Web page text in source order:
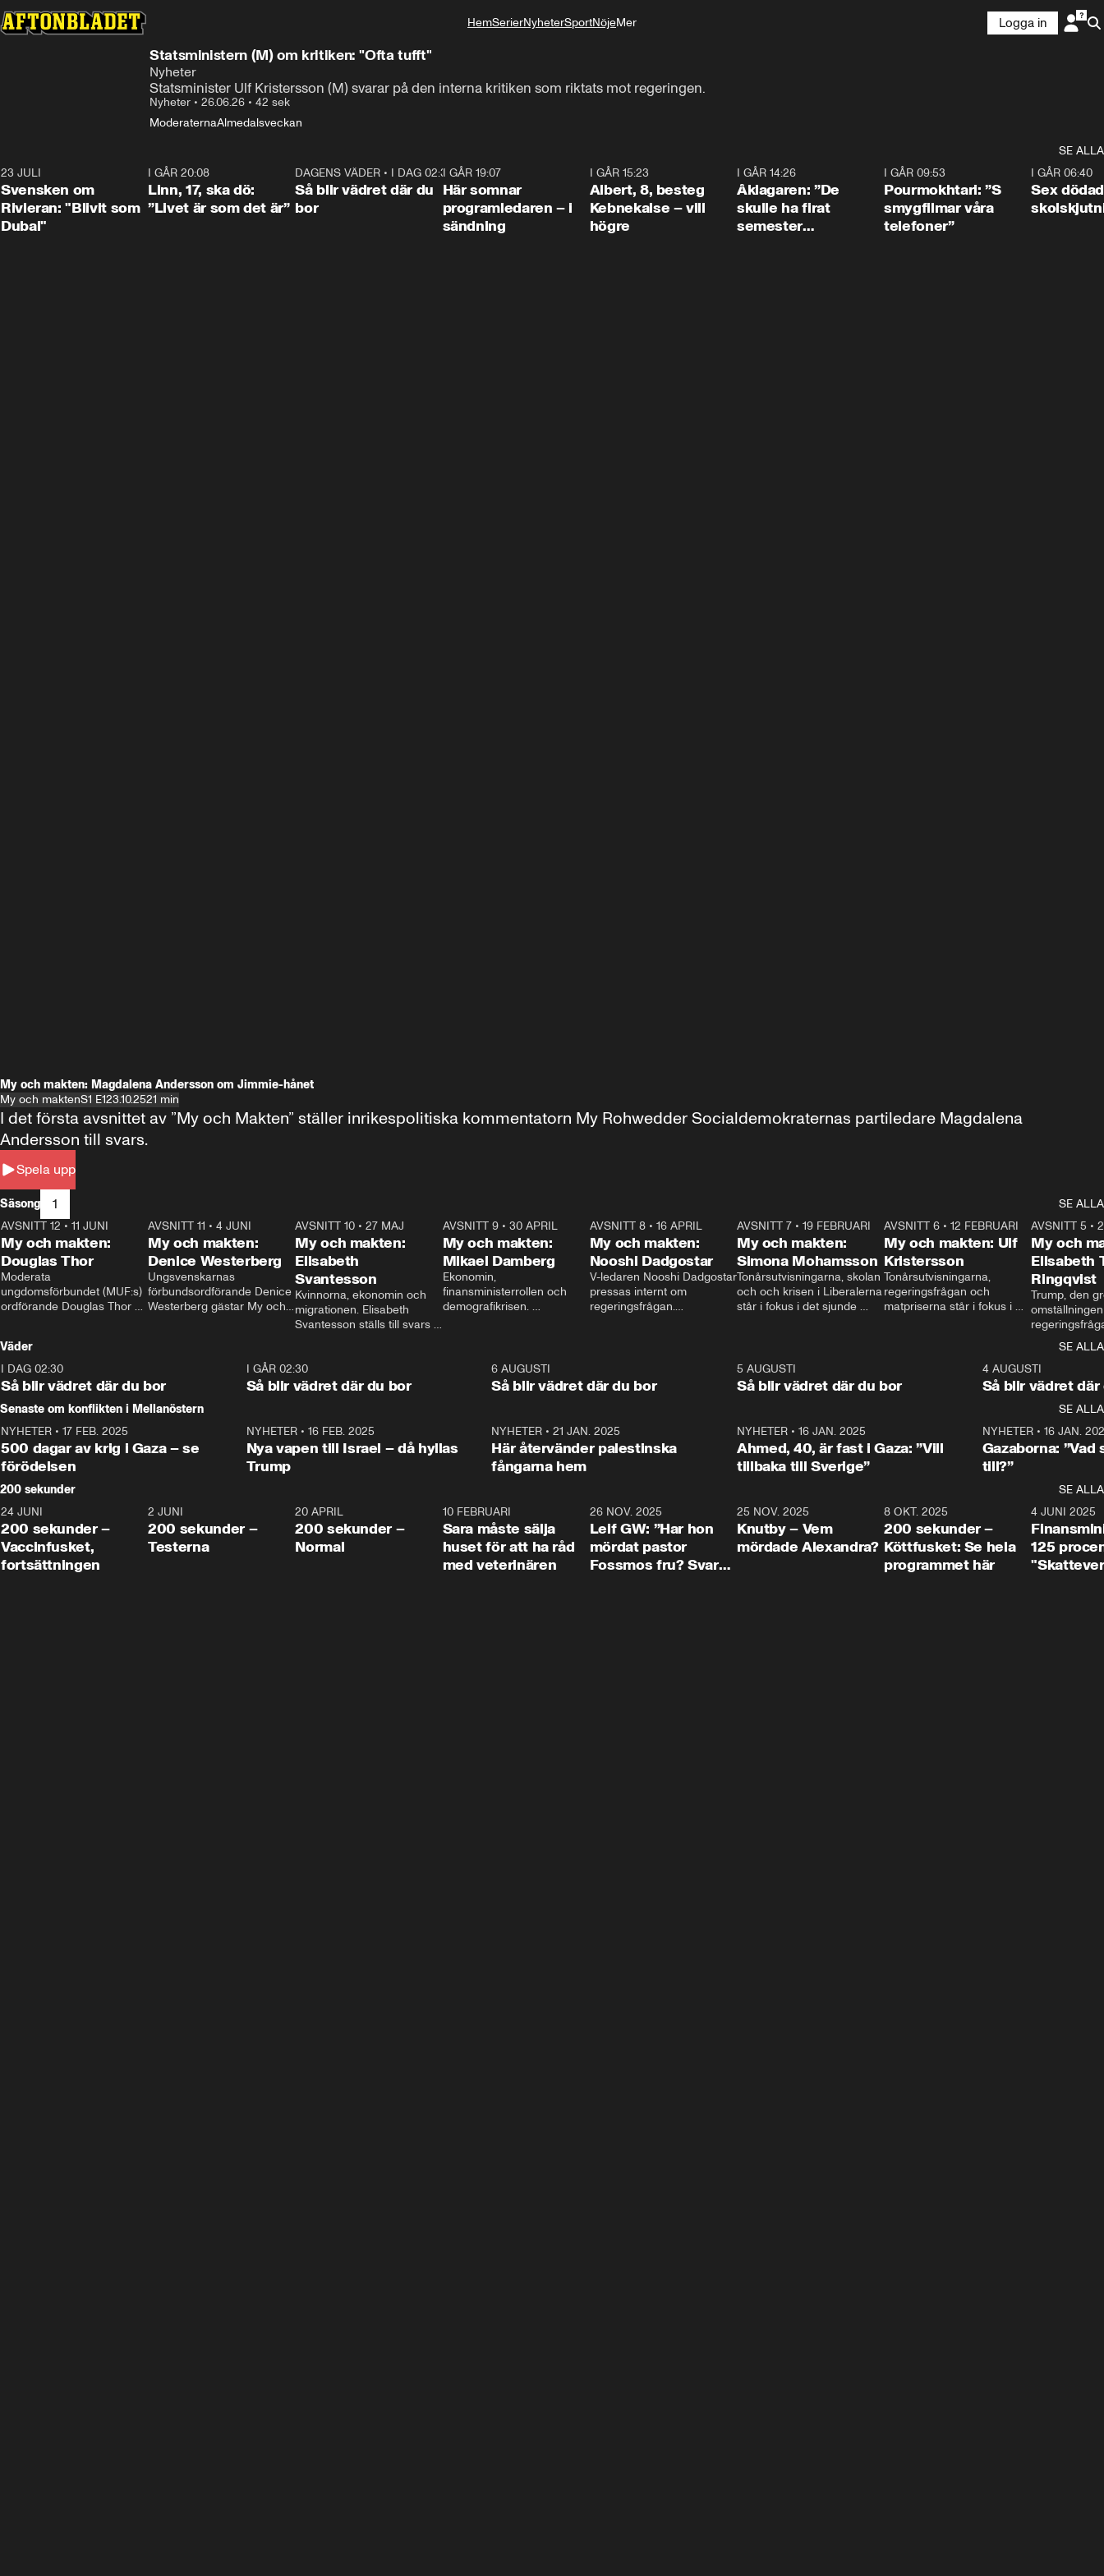
HemSerierNyheterSportNöjeMer
Logga in
Statsministern (M) om kritiken: "Ofta tufft"
Nyheter
Statsminister Ulf Kristersson (M) svarar på den interna kritiken som riktats mot regeringen.
Nyheter • 26.06.26 • 42 sek
ModeraternaAlmedalsveckan
SE ALLA
23 JULI
Svensken om
Rivieran: "Blivit som
Dubai"
I GÅR 20:08
Linn, 17, ska dö:
”Livet är som det är”
1:06
DAGENS VÄDER • I DAG 02:30
Så blir vädret där du
bor
I GÅR 19:07
Här somnar
programledaren – i
sändning
I GÅR 15:23
Albert, 8, besteg
Kebnekaise – vill
högre
I GÅR 14:26
Åklagaren: ”De
skulle ha firat
semester
I GÅR 09:53
Pourmokhtari: ”S
smygfilmar våra
telefoner”
I GÅR 06:40
Sex
My och makten: Magdalena Andersson om Jimmie-hånet
My och maktenS1 E123.10.2521 min
Spela upp
I det första avsnittet av ”My och Makten” ställer inrikespolitiska kommentatorn My Rohwedder Socialdemokraternas partiledare Magdalena
Andersson till svars.
Säsong 1
SE ALLA
26:27
AVSNITT 12 • 11 JUNI
My och makten:
Douglas Thor
Moderata
ungdomsförbundet (MUF:s)
ordförande Douglas Thor
tonårsutvisningarna och hur
Moderaterna ska locka
väljare till valet i höst.
23:40
AVSNITT 11 •4 JUNI
My och makten:
Denice Westerberg
Ungsvenskarnas
förbundsordförande Denice
Westerberg gästar My och
AVSNITT 10 •27 MAJ
My och makten:
Elisabeth
Svantesson
Kvinnorna, ekonomin och
migrationen. Elisabeth
Svantesson ställs till svars
AVSNITT 9• 30 APRIL
My och makten:
Mikael Damberg
Ekonomin,
finansministerrollen och
demografikrisen.
och Makten.
AVSNITT 8• 16 APRIL
My och makten:
Nooshi Dadgostar
V-ledaren Nooshi Dadgostar
pressas internt om
regeringsfrågan.
– Vi ställer upp i val. Ska vi
vara med så sitter vi förstås
24:30
AVSNITT 7• 19 FEBRUARI
My och makten:
Simona Mohamsson
Tonårsutvisningarna, skolan
och och krisen i Liberalerna
står i fokus i det sjunde
kommentator My
Rohwedder ställer
utbildnings- och
Mohamsson till svars.
27:30
AVSNITT 6 •12 FEBRUARI
My och makten: Ulf
Kristersson
Tonårsutvisningarna,
regeringsfrågan och
matpriserna står i fokus i
Rohwedder ställer
statsminister Ulf Kristersson
AVSNITT 5 •
My och
Elisabeth
Ringqvist
Trump, den
centrum i
avsnittet av
Makten”. Se
Aftonbladets
Rohwedder
Thand Ring
Väder
SE ALLA
I DAG 02:30
Så blir vädret där du bor
1:06
I GÅR 02:30
Så blir vädret där du bor
6 AUGUSTI
Så blir vädret där du bor
5 AUGUSTI
Så blir vädret där du bor
4 AUGUSTI
Så blir vädret där
Senaste om konflikten i Mellanöstern
SE ALLA
NYHETER • 17 FEB. 2025
500 dagar av krig i Gaza – se
förödelsen
NYHETER• 16 FEB. 2025
Nya vapen till Israel – då hyllas
Trump
NYHETER •21 JAN. 2025
Här återvänder palestinska
fångarna hem
NYHETER• 16 JAN. 2025
Ahmed, 40, är fast i Gaza: ”Vill
tillbaka till Sverige”
NYHETER• 16 JAN.
Gazaborna:
till?”
200 sekunder
SE ALLA
5:00
24 JUNI
200 sekunder –
Vaccinfusket,
fortsättningen
4:23
2 JUNI
200 sekunder –
Testerna
20 APRIL
200 sekunder –
Normal
10 FEBRUARI
Sara måste sälja
huset för att ha råd
med veterinären
26 NOV. 2025
Leif GW: ”Har hon
mördat pastor
Fossmos fru? Svar
31:05
25 NOV. 2025
Knutby – Vem
mördade Alexandra?
4:29
8 OKT. 2025
200 sekunder –
Köttfusket: Se hela
programmet här
4 JUNI 2025
125